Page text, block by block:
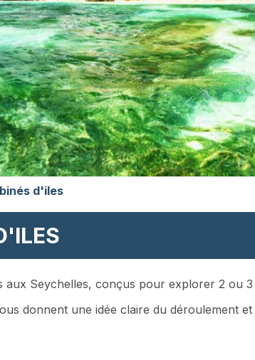
d'iles
aux Seychelles, conçus pour explorer 2 ou 3
donnent une idée claire du déroulement